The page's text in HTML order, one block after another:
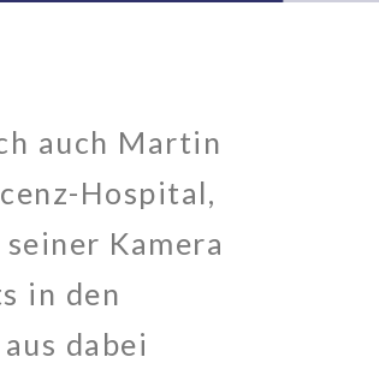
auch Martin
Hospital,
Kamera
in den
dabei